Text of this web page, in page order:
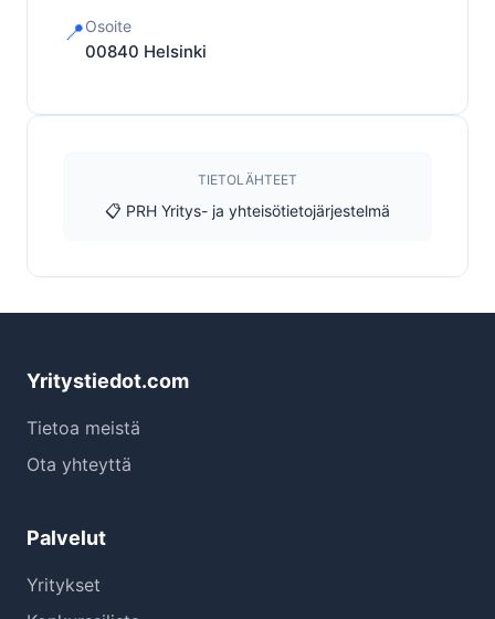
📍Osoite
00840 Helsinki
TIETOLÄHTEET
📋 PRH Yritys- ja yhteisötietojärjestelmä
Yritystiedot.com
Tietoa meistä
Ota yhteyttä
Palvelut
Yritykset